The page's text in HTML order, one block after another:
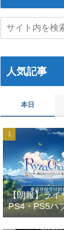
人気記事
本日
【朗報】ライ
PS4・PS5ハ